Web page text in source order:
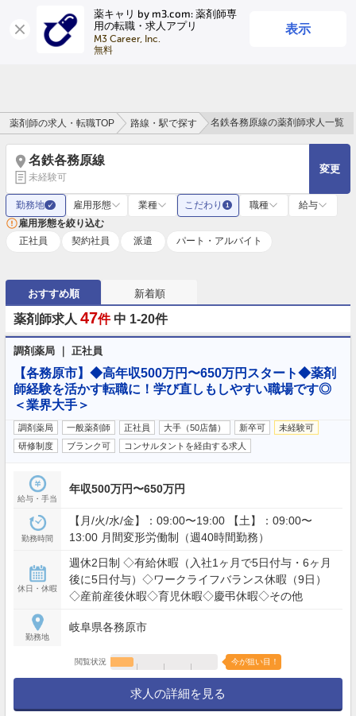
薬キャリ by m3.com: 薬剤師専
用の転職・求人アプリ
M3 Career, Inc.
無料
表示
ログイン
薬剤師の求人・転職TOP 路線・駅で探す 名鉄各務原線の薬剤師求人一覧
名鉄各務原線
未経験可
変更
勤務地 ✓ 雇用形態 業種 こだわり 1 職種
給与
雇用形態を絞り込む
正社員
契約社員 派遣 パート・アルバイト
おすすめ順 新着順
薬剤師求人 47件 中 1-20件
調剤薬局 ｜ 正社員
【各務原市】◆高年収500万円〜650万円スタート◆薬剤
師経験を活かす転職に！学び直しもしやすい職場です◎
＜業界大手＞
調剤薬局 一般薬剤師 正社員 大手（50店舗） 新卒可
未経験可
研修制度
ブランク可 コンサルタントを経由する求人
給与・手当
年収500万円〜650万円
勤務時間
【月/火/水/金】：09:00〜19:00 【土】：09:00〜
13:00 月間変形労働制（週40時間勤務）
休日・休暇
週休2日制 ◇有給休暇（入社1ヶ月で5日付与・6ヶ月
後に5日付与）◇ワークライフバランス休暇（9日）
◇産前産後休暇◇育児休暇◇慶弔休暇◇その他
勤務地
岐阜県各務原市
閲覧状況 今が狙い目！
求人の詳細を見る